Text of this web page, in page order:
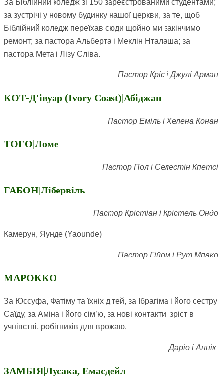
За Біблійний коледж зі 150 зареєстрованими студентами;
за зустрічі у новому будинку нашої церкви, за те, щоб
Біблійний коледж переїхав сюди щойно ми закінчимо
ремонт; за пастора Альберта і Меклін Нталаша; за
пастора Мета і Лізу Сліва.
Пастор Кріс і Джулі Арман
КОТ-Д'івуар (Ivory Coast)|Абіджан
Пастор Еміль і Хелена Конан
ТОГО|Ломе
Пастор Пол і Селестін Кпетсі
ГАБОН|Лібервіль
Пастор Крістіан і Крістель Ондо
Камерун, Яунде (Yaounde)
Пастор Гійом і Рут Мпако
МАРОККО
За Юссуфа, Фатіму та їхніх дітей, за Ібрагіма і його сестру
Саїду, за Аміна і його сім’ю, за нові контакти, зріст в
учнівстві, робітників для врожаю.
Даріо і Аннік
ЗАМБІЯ|Лусака, Емасдейл